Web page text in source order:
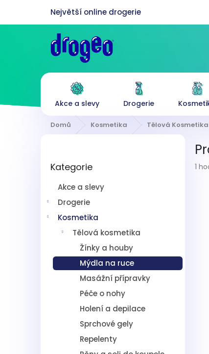
obsah
Akce a slevy Drogerie
Domů Kosmetika Tělová Kosmetika
kategorie
Kategorie
Akce a slevy
Drogerie
Kosmetika
Tělová kosmetika
Žínky a houby
Mýdla na ruce
Masážní přípravky
Péče o nohy
Holení a depilace
Sprchové gely
Repelenty
1